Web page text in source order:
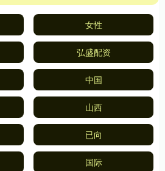
女性
弘盛配资
中国
山西
已向
国际